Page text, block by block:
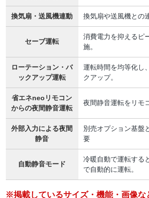
換気扇・送風機連動 換気扇や送風機との
セーブ運転
消費電力を抑えるピ
施。
ローテーション・バ
ックアップ運転
運転時間を均等化し
クアップ。
省エネneoリモコン
からの夜間静音運転
夜間静音運転をリモ
外部入力による夜間
静音
別売オプション基盤
要
自動静音モード
冷暖自動で運転する
で自動的に運転。
※掲載しているサイズ・機能・画像な